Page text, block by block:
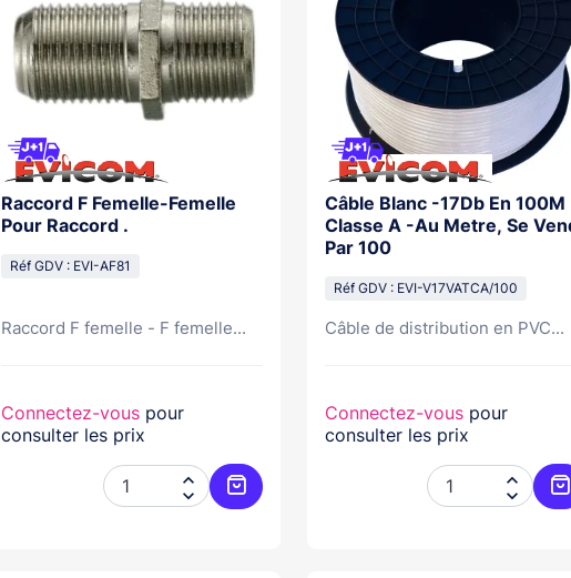
Raccord F Femelle-Femelle
Pour Raccord .
Réf GDV : EVI-AF81
Raccord F femelle - F femelle...
Connectez-vouspour
consulter les prix


Ajouter au panier
Câble Blanc -17Db En 100M
Classe A -Au Metre, Se
Par 100
Réf GDV : EVI-V17VATCA/100
Câble de distribution en PVC...
Connectez-vouspour
consulter les prix

